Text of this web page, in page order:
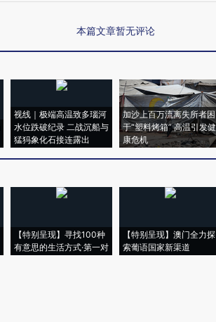
本篇文章暂无评论
视线｜极端高温致多瑙河
水位跌破纪录 二战沉船与
猛犸象化石接连露出
加沙上百万流离失所者困
于“塑料烤箱” 高温引发健
康危机
【特别呈现】寻找100种
有意思的生活方式·第一对
【特别呈现】澳门全力探
索葡语国家新渠道